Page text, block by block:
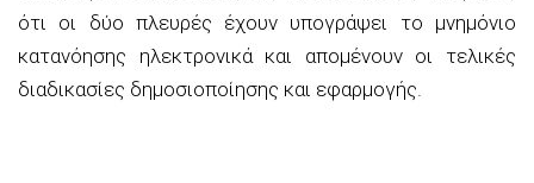
ότι οι δύο πλευρές έχουν υπογράψει το μνημόνιο
κατανόησης ηλεκτρονικά και απομένουν οι τελικές
διαδικασίες δημοσιοποίησης και εφαρμογής.